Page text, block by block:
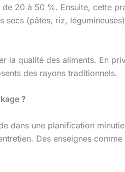
20 à 50 %. Ensuite, cette
secs (pâtes, riz,
la qualité des aliments. En
des rayons traditionnels.
?
dans une planification
Des enseignes comme